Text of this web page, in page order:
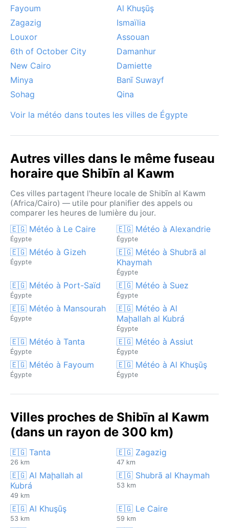
Fayoum
Al Khuşūş
Zagazig
Ismaïlia
Louxor
Assouan
6th of October City
Damanhur
New Cairo
Damiette
Minya
Banī Suwayf
Sohag
Qina
Voir la météo dans toutes les villes de Égypte
Autres villes dans le même fuseau
horaire que Shibīn al Kawm
Ces villes partagent l'heure locale de Shibīn al Kawm
(Africa/Cairo) — utile pour planifier des appels ou
comparer les heures de lumière du jour.
🇪🇬 Météo à Le Caire
Égypte
🇪🇬 Météo à Alexandrie
Égypte
🇪🇬 Météo à Gizeh
Égypte
🇪🇬 Météo à Shubrā al
Khaymah
Égypte
🇪🇬 Météo à Port-Saïd
Égypte
🇪🇬 Météo à Suez
Égypte
🇪🇬 Météo à Mansourah
Égypte
🇪🇬 Météo à Al
Maḩallah al Kubrá
Égypte
🇪🇬 Météo à Tanta
Égypte
🇪🇬 Météo à Assiut
Égypte
🇪🇬 Météo à Fayoum
Égypte
🇪🇬 Météo à Al Khuşūş
Égypte
Villes proches de Shibīn al Kawm
(dans un rayon de 300 km)
🇪🇬 Tanta
26 km
🇪🇬 Zagazig
47 km
🇪🇬 Al Maḩallah al
Kubrá
49 km
🇪🇬 Shubrā al Khaymah
53 km
🇪🇬 Al Khuşūş
53 km
🇪🇬 Le Caire
59 km